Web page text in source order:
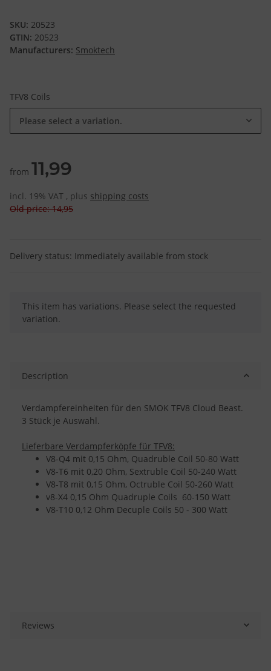
SKU: 20523
GTIN: 20523
Manufacturers: Smoktech
TFV8 Coils
Please select a variation.
from 11,99
incl. 19% VAT , plus shipping costs
Old price: 14,95
Delivery status: Immediately available from stock
x
This item has variations. Please select the requested
variation.
Description
Verdampfereinheiten für den SMOK TFV8 Cloud Beast.
3 Stück je Auswahl.
Lieferbare Verdampferköpfe für TFV8:
V8-Q4 mit 0,15 Ohm, Quadruble Coil 50-80 Watt
V8-T6 mit 0,20 Ohm, Sextruble Coil 50-240 Watt
V8-T8 mit 0,15 Ohm, Octruble Coil 50-260 Watt
v8-X4 0,15 Ohm Quadruple Coils 60-150 Watt
V8-T10 0,12 Ohm Decuple Coils 50 - 300 Watt
Reviews